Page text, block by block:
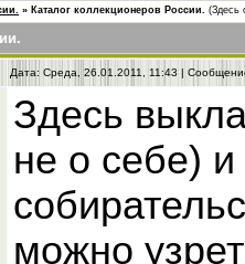
» Каталог коллекционеров России. (Здесь
Дата: Среда, 26.01.2011, 11:43 |
Здесь
не о себе)
можно